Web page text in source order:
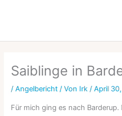
Saiblinge in
/Angelbericht / Von Irk /April
Für mich ging es nach